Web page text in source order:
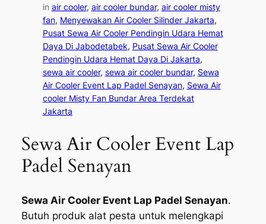
in air cooler, air cooler bundar, air cooler misty
fan, Menyewakan Air Cooler Silinder Jakarta
Pusat Sewa Air Cooler Pendingin Udara Hemat
Daya Di Jabodetabek, Pusat Sewa Air Cooler
Pendingin Udara Hemat Daya Di Jakarta
sewa air cooler, sewa air cooler bundar, Sewa
Air Cooler Event Lap Padel Senayan, Sewa Air
cooler Misty Fan Bundar Area Terdekat
Jakarta
Sewa Air Cooler Event Lap
Padel Senayan
Sewa Air Cooler Event Lap Padel Senayan.
Butuh produk alat pesta untuk melengkapi